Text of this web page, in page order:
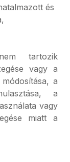
és
tartozik
vagy a
a
a
vagy
miatt a